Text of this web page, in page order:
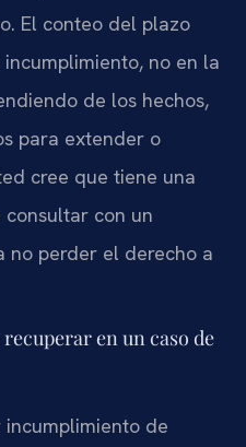
El conteo del plazo
no en la
de los hechos,
para extender o
cree que tiene una
con un
no perder el derecho a
en un caso de
incumplimiento de